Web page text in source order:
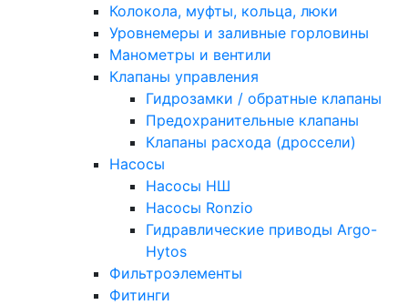
Колокола, муфты, кольца, люки
Уровнемеры и заливные горловины
Манометры и вентили
Клапаны управления
Гидрозамки / обратные клапаны
Предохранительные клапаны
Клапаны расхода (дроссели)
Насосы
Насосы НШ
Насосы Ronzio
Гидравлические приводы Argo-
Hytos
Фильтроэлементы
Фитинги